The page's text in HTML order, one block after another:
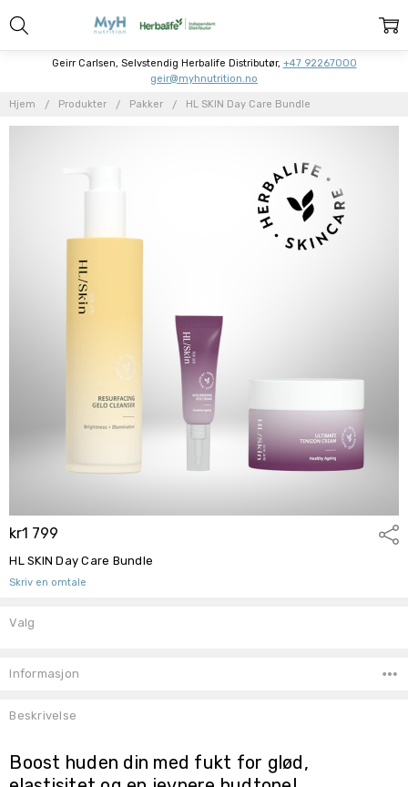
Geirr Carlsen, Selvstendig Herbalife Distributør, +47 92267000
geir@myhnutrition.no
Hjem Produkter Pakker HL SKIN Day Care Bundle
kr1 799
Del
HL SKIN Day Care Bundle
Skriv en omtale
Valg
Informasjon
Beskrivelse
Boost huden din med fukt for glød,